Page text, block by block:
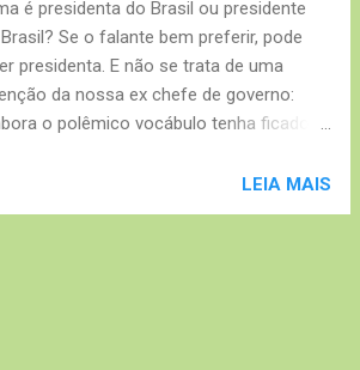
é presidenta do Brasil ou presidente
Se o falante bem preferir, pode
presidenta. E não se trata de uma
da nossa ex chefe de governo:
o polêmico vocábulo tenha ficado
da nossa República, a lei que
LEIA MAIS